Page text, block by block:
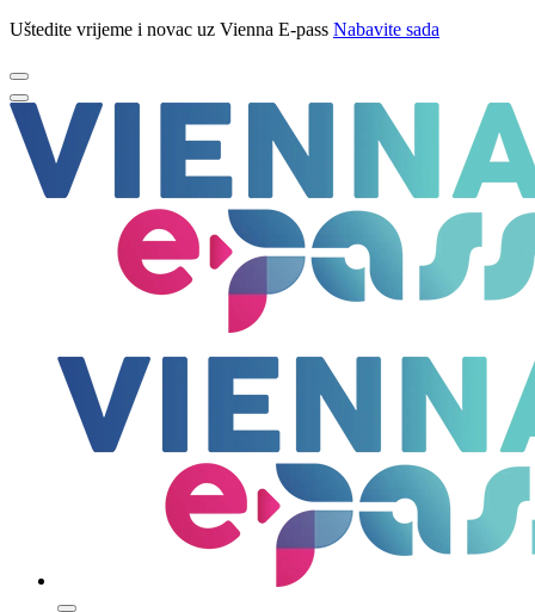
Uštedite vrijeme i novac uz Vienna E-pass Nabavite sada